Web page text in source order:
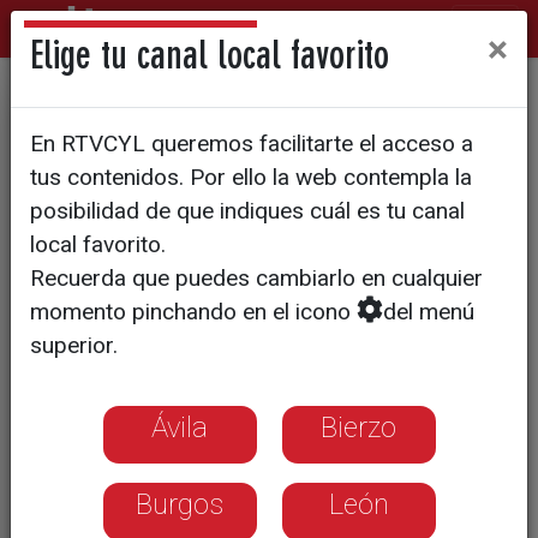
Viajes para jubilados
gestionados en red
Elige tu canal local favorito ×
En RTVCYL queremos facilitarte el acceso a
tus contenidos. Por ello la web contempla la
posibilidad de que indiques cuál es tu canal
local favorito.
Recuerda que puedes cambiarlo en cualquier
momento pinchando en el icono
del menú
superior.
Ávila Bierzo
Burgos León